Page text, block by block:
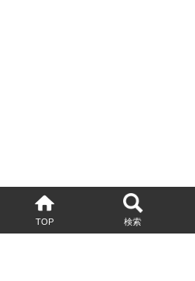
TOP 検索